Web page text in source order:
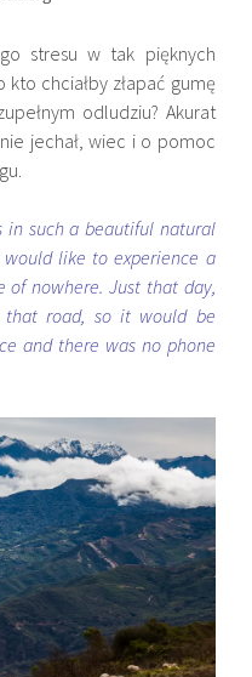
stresu w tak pięknych
chciałby złapać gumę
odludziu? Akurat
jechał, wiec i o pomoc
in such a beautiful natural
like to experience a
nowhere. Just that day,
that road, so it would be
and there was no phone